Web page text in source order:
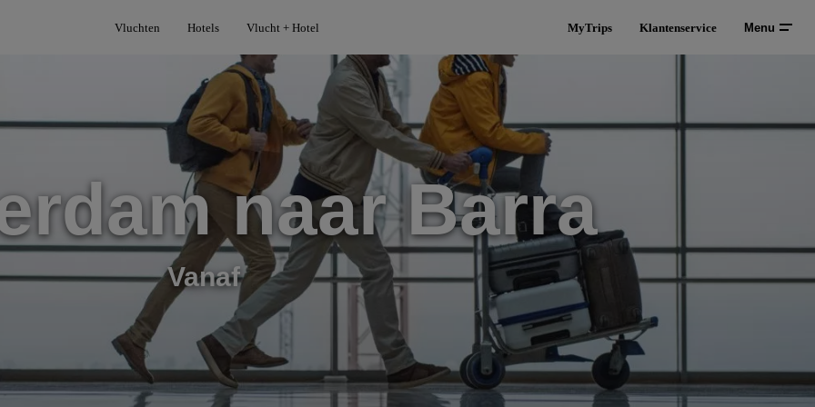
Vluchten Hotels Vlucht + Hotel MyTrips Klantenservice Menu
naar Barra
Vanaf